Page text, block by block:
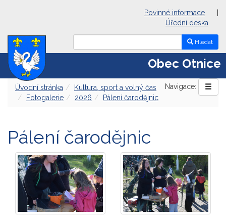
Povinné informace
Úřední deska
Hledat
Obec Otnice
Navigace:
Úvodní stránka
Kultura, sport a volný čas
Fotogalerie
2026 Pálení čarodějnic
Pálení čarodějnic